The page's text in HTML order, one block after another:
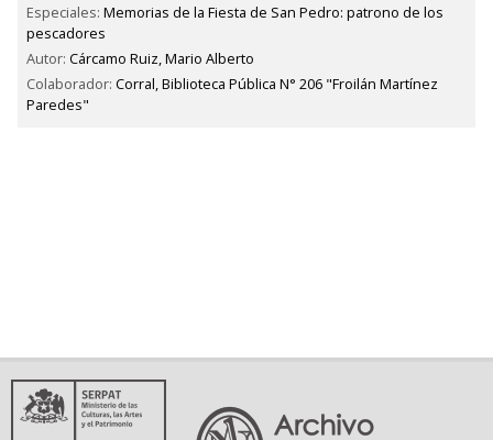
Especiales: Memorias de la Fiesta de San Pedro: patrono de los
pescadores
Autor: Cárcamo Ruiz, Mario Alberto
Colaborador: Corral, Biblioteca Pública N° 206 "Froilán Martínez
Paredes"